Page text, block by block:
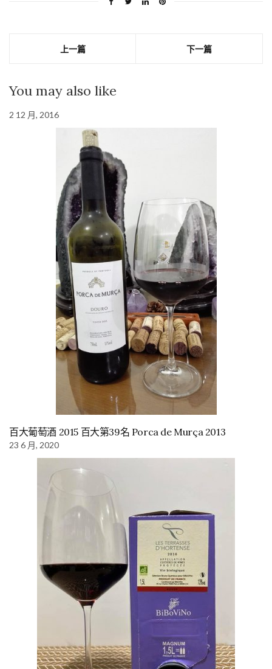
上一篇 下一篇
You may also like
2 12 月, 2016
百大葡萄酒 2015 百大第39名 Porca de Murça 2013
23 6 月, 2020